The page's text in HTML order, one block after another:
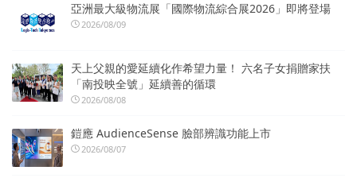
亞洲最大級物流展「國際物流綜合展2026」即將登場
2026/08/09
天上父親的愛延續化作希望力量！ 六名子女捐贈家扶
「南投映全號」延續善的循環
2026/08/08
鎧應 AudienceSense 臉部辨識功能上市
2026/08/07